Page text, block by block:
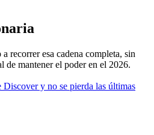
recorrer esa cadena completa, sin
de mantener el poder en el 2026.
y no se pierda las últimas